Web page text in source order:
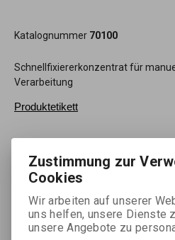
Katalognummer 70100
Schnellfixiererkonzentrat für
Verarbeitung
Produktetikett
34,56 EUR

ks
Fügen
Zustimmung zur
Cookies
Wir arbeiten auf unserer
uns helfen, unsere Dienste
unsere Angebote zu